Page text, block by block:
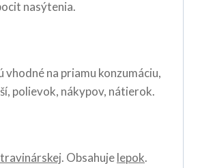
nasýtenia.
vhodné na priamu konzumáciu,
polievok, nákypov, nátierok.
. Obsahujelepok.